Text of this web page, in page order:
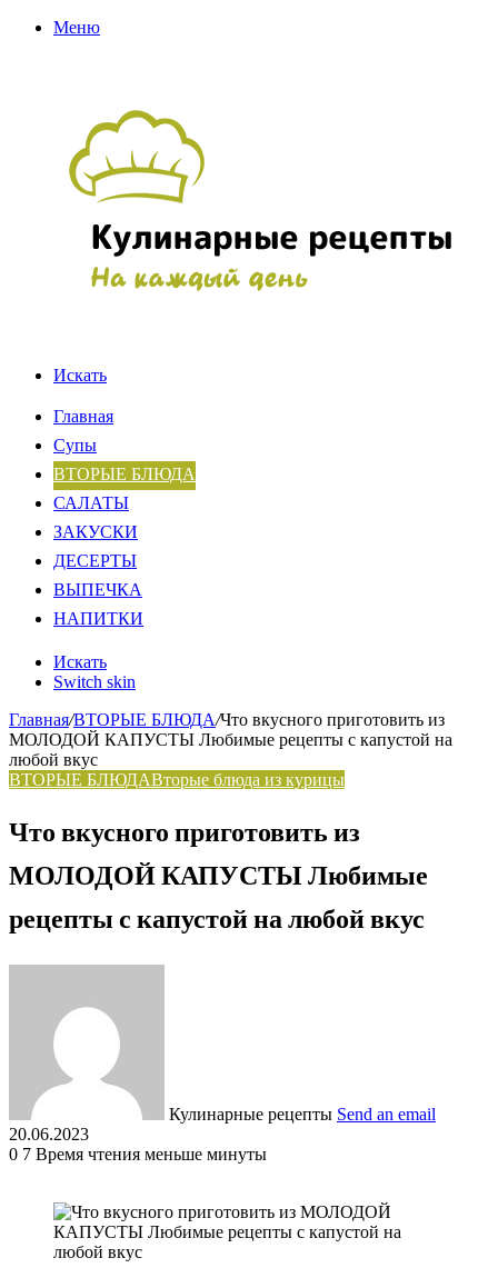
Меню
Искать
Главная
Супы
ВТОРЫЕ БЛЮДА
САЛАТЫ
ЗАКУСКИ
ДЕСЕРТЫ
ВЫПЕЧКА
НАПИТКИ
Искать
Switch skin
Главная/ВТОРЫЕ БЛЮДА/Что вкусного приготовить из
МОЛОДОЙ КАПУСТЫ Любимые рецепты с капустой на
любой вкус
ВТОРЫЕ БЛЮДАВторые блюда из курицы
Что вкусного приготовить из
МОЛОДОЙ КАПУСТЫ Любимые
рецепты с капустой на любой вкус
Кулинарные рецепты Send an email
20.06.2023
0 7 Время чтения меньше минуты